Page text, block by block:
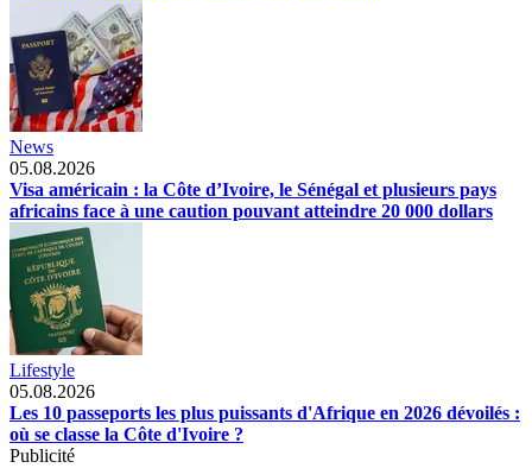
News
05.08.2026
Visa américain : la Côte d’Ivoire, le Sénégal et plusieurs pays
africains face à une caution pouvant atteindre 20 000 dollars
Lifestyle
05.08.2026
Les 10 passeports les plus puissants d'Afrique en 2026 dévoilés :
où se classe la Côte d'Ivoire ?
Publicité